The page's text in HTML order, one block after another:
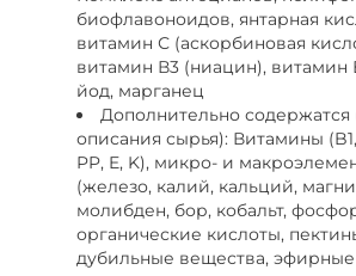
биофлавоноидов, янтарная
витамин С (аскорбиновая
витамин В3 (ниацин), витамин
йод, марганец
Дополнительно содержатся
описания сырья): Витамины
PP, E, K), микро- и
(железо, калий, кальций,
молибден, бор, кобальт,
органические кислоты,
дубильные вещества, эфирные